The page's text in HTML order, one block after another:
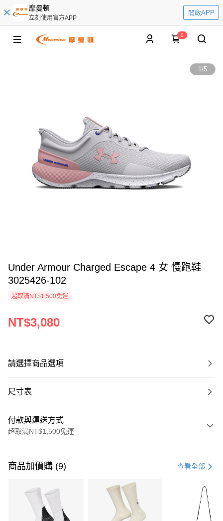
摩曼頓
立刻使用官方APP
開啟APP
0
1/5
Under Armour Charged Escape 4 女 慢跑鞋
3025426-102
超取滿NT$1,500免運
NT$3,080
請選擇商品選項
尺寸表
付款與運送方式
超取滿NT$1,500免運
信用卡一次付款
3 期 0 利率 每期 21家銀行
合作金庫商業銀行
第一商業銀行
商品加價購 (9) 查看全部